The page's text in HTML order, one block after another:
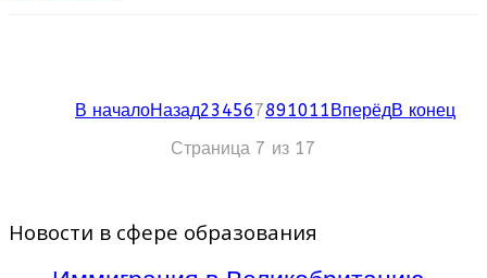
В началоНазад234567891011 ВперёдВ конец
Страница 7 из 17
Новости в сфере образования